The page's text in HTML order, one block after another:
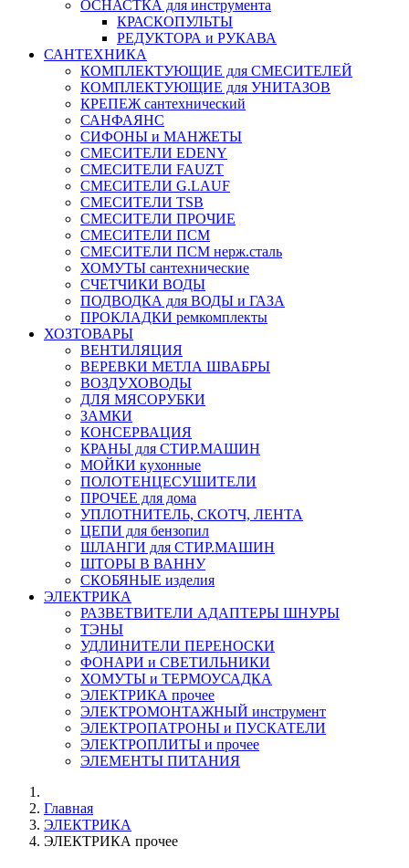
ОСНАСТКА для инструмента
КРАСКОПУЛЬТЫ
РЕДУКТОРА и РУКАВА
САНТЕХНИКА
КОМПЛЕКТУЮЩИЕ для СМЕСИТЕЛЕЙ
КОМПЛЕКТУЮЩИЕ для УНИТАЗОВ
КРЕПЕЖ сантехнический
САНФАЯНС
СИФОНЫ и МАНЖЕТЫ
СМЕСИТЕЛИ EDENY
СМЕСИТЕЛИ FAUZT
СМЕСИТЕЛИ G.LAUF
СМЕСИТЕЛИ TSB
СМЕСИТЕЛИ ПРОЧИЕ
СМЕСИТЕЛИ ПСМ
СМЕСИТЕЛИ ПСМ нерж.сталь
ХОМУТЫ сантехнические
СЧЕТЧИКИ ВОДЫ
ПОДВОДКА для ВОДЫ и ГАЗА
ПРОКЛАДКИ ремкомплекты
ХОЗТОВАРЫ
ВЕНТИЛЯЦИЯ
ВЕРЕВКИ МЕТЛА ШВАБРЫ
ВОЗДУХОВОДЫ
ДЛЯ МЯСОРУБКИ
ЗАМКИ
КОНСЕРВАЦИЯ
КРАНЫ для СТИР.МАШИН
МОЙКИ кухонные
ПОЛОТЕНЦЕСУШИТЕЛИ
ПРОЧЕЕ для дома
УПЛОТНИТЕЛЬ, СКОТЧ, ЛЕНТА
ЦЕПИ для бензопил
ШЛАНГИ для СТИР.МАШИН
ШТОРЫ В ВАННУ
СКОБЯНЫЕ изделия
ЭЛЕКТРИКА
РАЗВЕТВИТЕЛИ АДАПТЕРЫ ШНУРЫ
ТЭНЫ
УДЛИНИТЕЛИ ПЕРЕНОСКИ
ФОНАРИ и СВЕТИЛЬНИКИ
ХОМУТЫ и ТЕРМОУСАДКА
ЭЛЕКТРИКА прочее
ЭЛЕКТРОМОНТАЖНЫЙ инструмент
ЭЛЕКТРОПАТРОНЫ и ПУСКАТЕЛИ
ЭЛЕКТРОПЛИТЫ и прочее
ЭЛЕМЕНТЫ ПИТАНИЯ
Главная
ЭЛЕКТРИКА
ЭЛЕКТРИКА прочее